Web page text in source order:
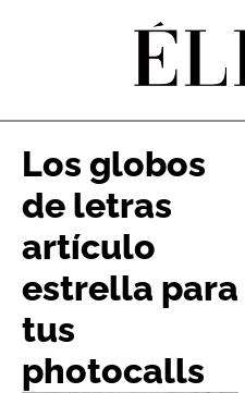
Los globos
de letras
artículo
estrella para
tus
photocalls